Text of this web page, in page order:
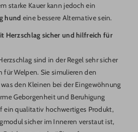
starke Kauer kann jedoch ein
hund eine bessere Alternative sein.
Herzschlag sicher und hilfreich für
sind in der Regel sehr sicher
Welpen. Sie simulieren den
den Kleinen bei der Eingewöhnung
Geborgenheit und Beruhigung
ein qualitativ hochwertiges Produkt,
sicher im Inneren verstaut ist,